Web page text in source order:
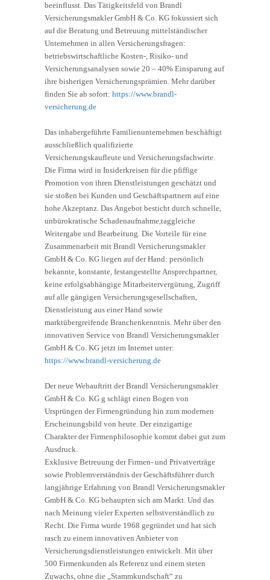
beeinflusst. Das Tätigkeitsfeld von Brandl
Versicherungsmakler GmbH & Co. KG fokussiert sich
auf die Beratung und Betreuung mittelständischer
Unternehmen in allen Versicherungsfragen:
betriebswirtschaftliche Kosten-, Risiko- und
Versicherungsanalysen sowie 20 – 40% Einsparung auf
ihre bisherigen Versicherungsprämien. Mehr darüber
finden Sie ab sofort: https://www.brandl-
versicherung.de
Das inhabergeführte Familienunternehmen beschäftigt
ausschließlich qualifizierte
Versicherungskaufleute und Versicherungsfachwirte.
Die Firma wird in Insiderkreisen für die pfiffige
Promotion von ihren Dienstleistungen geschätzt und
sie stoßen bei Kunden und Geschäftspartnern auf eine
hohe Akzeptanz. Das Angebot besticht durch schnelle,
unbürokratische Schadenaufnahme,taggleiche
Weitergabe und Bearbeitung. Die Vorteile für eine
Zusammenarbeit mit Brandl Versicherungsmakler
GmbH & Co. KG liegen auf der Hand: persönlich
bekannte, konstante, festangestellte Ansprechpartner,
keine erfolgsabhängige Mitarbeitervergütung, Zugriff
auf alle gängigen Versicherungsgesellschaften,
Dienstleistung aus einer Hand sowie
marktübergreifende Branchenkenntnis. Mehr über den
innovativen Service von Brandl Versicherungsmakler
GmbH & Co. KG jetzt im Internet unter:
https://www.brandl-versicherung.de
Der neue Webauftritt der Brandl Versicherungsmakler
GmbH & Co. KG g schlägt einen Bogen von
Ursprüngen der Firmengründung hin zum modernen
Erscheinungsbild von heute. Der einzigartige
Charakter der Firmenphilosophie kommt dabei gut zum
Ausdruck.
Exklusive Betreuung der Firmen- und Privatverträge
sowie Problemverständnis der Geschäftsführer durch
langjährige Erfahrung von Brandl Versicherungsmakler
GmbH & Co. KG behaupten sich am Markt. Und das
nach Meinung vieler Experten selbstverständlich zu
Recht. Die Firma wurde 1968 gegründet und hat sich
rasch zu einem innovativen Anbieter von
Versicherungsdienstleistungen entwickelt. Mit über
500 Firmenkunden als Referenz und einem steten
Zuwachs, ohne die „Stammkundschaft“ zu